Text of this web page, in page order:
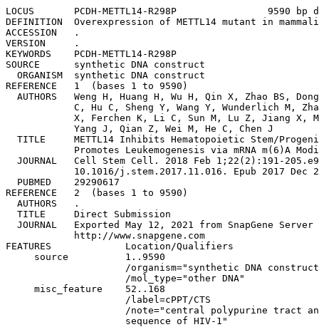
LOCUS       PCDH-METTL14-R298P                9590 bp ds-DNA     circular SYN 12-MAY-2021
DEFINITION  Overexpression of METTL14 mutant in mammalian cells..
ACCESSION   .
VERSION     .
KEYWORDS    PCDH-METTL14-R298P
SOURCE      synthetic DNA construct
  ORGANISM  synthetic DNA construct
REFERENCE   1  (bases 1 to 9590)
  AUTHORS   Weng H, Huang H, Wu H, Qin X, Zhao BS, Dong L, Shi H, Skibbe J, Shen
            C, Hu C, Sheng Y, Wang Y, Wunderlich M, Zhang B, Dore LC, Su R, Deng
            X, Ferchen K, Li C, Sun M, Lu Z, Jiang X, Marcucci G, Mulloy JC, 
            Yang J, Qian Z, Wei M, He C, Chen J
  TITLE     METTL14 Inhibits Hematopoietic Stem/Progenitor Differentiation and 
            Promotes Leukemogenesis via mRNA m(6)A Modification.
  JOURNAL   Cell Stem Cell. 2018 Feb 1;22(2):191-205.e9. doi: 
            10.1016/j.stem.2017.11.016. Epub 2017 Dec 28.
  PUBMED    29290617
REFERENCE   2  (bases 1 to 9590)
  AUTHORS   .
  TITLE     Direct Submission
  JOURNAL   Exported May 12, 2021 from SnapGene Server 1.1.58
            http://www.snapgene.com
FEATURES             Location/Qualifiers
     source          1..9590
                     /organism="synthetic DNA construct"
                     /mol_type="other DNA"
     misc_feature    52..168
                     /label=cPPT/CTS
                     /note="central polypurine tract and central termination 
                     sequence of HIV-1"
     promoter        258..461
                     /label=CMV promoter
                     /note="human cytomegalovirus (CMV) immediate early 
                     promoter"
     primer_bind     412..432
                     /label=CMV-F
                     /note="Human CMV immediate early promoter, forward primer"
     primer_bind     458..482
                     /label=LNCX
                     /note="Human CMV promoter, forward primer"
     CDS             541..567
                     /codon_start=1
                     /product="HA (human influenza hemagglutinin) epitope tag"
                     /label=HA
                     /translation="YPYDVPDYA"
     promoter        1977..2188
                     /label=EF-1-alpha core promoter
                     /note="core promoter for human elongation factor 
                     EF-1-alpha"
     LTR             2201..2469
                     /label=5' LTR (truncated)
                     /note="truncated 5' long terminal repeat (LTR) from human 
                     T-cell leukemia virus (HTLV) type 1"
     regulatory      2498..2507
                     /regulatory_class="other"
                     /note="vertebrate consensus sequence for strong initiation 
                     of translation (Kozak, 1987)"
     CDS             2528..3190
                     /codon_start=1
                     /product="green fluorescent protein 2 from Pontellina 
                     plumata, also known as ppluGFP2 (Shagin et al., 2004)"
                     /label=CopGFP
                     /translation="PAMEIECRITGTLNGVEFELVGGGEGTPKQGRMTNKMKSTKGALT
                     FSPYLLSHVMGYGFYHFGTYPSGYENPFLHAINNGGYTNTRIEKYEDGGVLHVSFSYRY
                     EAGRVIGDFKVVGTGFPEDSVIFTDKIIRSNATVEHLHPMGDNVLVGSFARTFSLRDGG
                     YYSFVVDSHMHFKSAIHPSILQNGGPMFAFRRVEELHSNTELGIVEYQHAFKTPIAFA"
     CDS             3260..3313
                     /codon_start=1
                     /product="2A peptide from Thosea asigna virus capsid 
                     protein"
                     /label=T2A
                     /note="Eukaryotic ribosomes fail to insert a peptide bond 
                     between the Gly and Pro residues, yielding separate 
                     polypeptides."
                     /translation="EGRGSLLTCGDVEENPGP"
     CDS             3314..3913
                     /codon_start=1
                     /gene="pac from Streptomyces alboniger"
                     /product="puromycin N-acetyltransferase"
                     /label=PuroR
                     /note="confers resistance to puromycin"
                     /translation="MTEYKPTVRLATRDDVPRAVRTLAAAFADYPATRHTVDPDRHIER
                     VTELQELFLTRVGLDIGKVWVADDGAAVAVWTTPESVEAGAVFAEIGPRMAELSGSRLA
                     AQQQMEGLLAPHRPKEPAWFLATVGVSPDHQGKGLGSAVVLPGVEAAERAGVPAFLETS
                     APRNLPFYERLGFTVTADVEVPEGPRTWCMTRKPGA"
     primer_bind     complement(3314..3333)
                     /label=Puro-R
                     /note="Puromycin resistance gene, reverse primer. Also 
                     called puro-variant-R"
     primer_bind     3810..3830
                     /label=Puro-F
                     /note="Puromycin resistance gene, forward primer"
     misc_feature    3914..4502
                     /label=WPRE
                     /note="woodchuck hepatitis virus posttranscriptional 
                     regulatory element"
     primer_bind     complement(3967..3987)
                     /label=WPRE-R
                     /note="WPRE, reverse primer"
     CDS             complement(4385..4396)
                     /codon_start=1
                     /product="Factor Xa recognition and cleavage site"
                     /label=Factor Xa site
                     /translation="IEGR"
     LTR             4576..4809
                     /label=3' LTR (Delta-U3)
                     /note="self-inactivating 3' long terminal repeat (LTR) from
                     HIV-1"
     polyA_signal    4881..5002
                     /label=SV40 poly(A) signal
                     /note="SV40 polyadenylation signal"
     primer_bind     complement(4918..4937)
                     /label=SV40pA-R
                     /note="SV40 polyA, reverse primer"
     primer_bind     4972..4991
                     /label=EBV-rev
                     /note="SV40 polyA terminator, reverse primer"
     rep_origin      5042..5177
                     /label=SV40 ori
                     /note="SV40 origin of replication"
     primer_bind